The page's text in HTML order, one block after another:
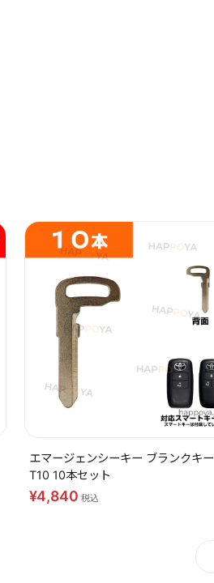
エマージェンシーキー ブランクキー
T10 10本セット
¥4,840税込